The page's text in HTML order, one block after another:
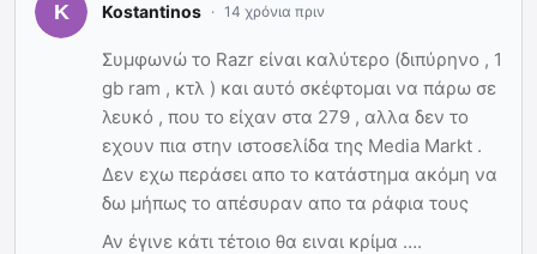
Kostantinos 14 χρόνια πριν
Συμφωνώ το Razr είναι καλύτερο (διπύρηνο , 1
gb ram , κτλ ) και αυτό σκέφτομαι να πάρω σε
λευκό , που το είχαν στα 279 , αλλα δεν το
εχουν πια στην ιστοσελίδα της Media Markt .
Δεν εχω περάσει απο το κατάστημα ακόμη να
δω μήπως το απέσυραν απο τα ράφια τους
Αν έγινε κάτι τέτοιο θα ειναι κρίμα ….